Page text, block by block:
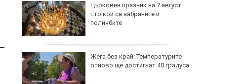
Църковен празник на 7 август:
Ето кои са забраните и
поличбите
Жега без край: Температурите
отново ще достигнат 40 градуса